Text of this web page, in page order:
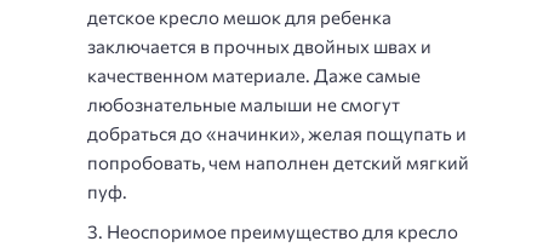
детское кресло мешок для ребенка
заключается в прочных двойных швах и
качественном материале. Даже самые
любознательные малыши не смогут
добраться до «начинки», желая пощупать и
попробовать, чем наполнен детский мягкий
пуф.
Неоспоримое преимущество для кресло